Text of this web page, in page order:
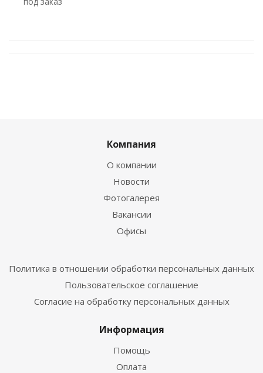
Компания
О компании
Новости
Фотогалерея
Вакансии
Офисы
Политика в отношении обработки персональных данных
Пользовательское соглашение
Согласие на обработку персональных данных
Информация
Помощь
Оплата